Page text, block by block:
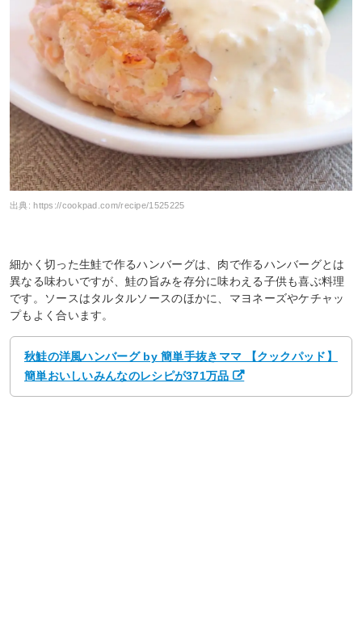
出典:https://cookpad.com/recipe/1525225
細かく切った生鮭で作るハンバーグは、肉で作るハンバーグとは
異なる味わいですが、鮭の旨みを存分に味わえる子供も喜ぶ料理
です。ソースはタルタルソースのほかに、マヨネーズやケチャッ
プもよく合います。
秋鮭の洋風ハンバーグ by 簡単手抜きママ 【クックパッド】
簡単おいしいみんなのレシピが371万品